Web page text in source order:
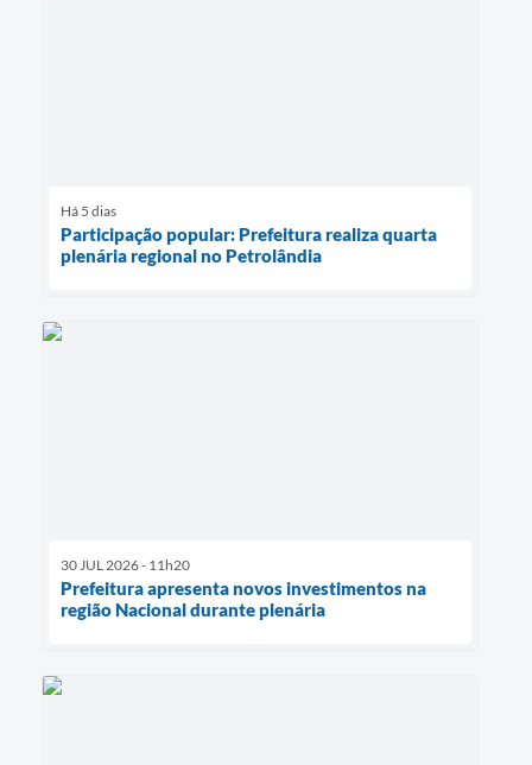
Há 5 dias
Participação popular: Prefeitura realiza quarta
plenária regional no Petrolândia
30 JUL 2026 - 11h20
Prefeitura apresenta novos investimentos na
região Nacional durante plenária